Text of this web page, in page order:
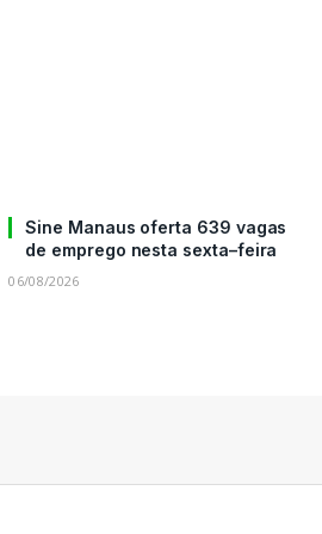
Sine Manaus oferta 639 vagas
de emprego nesta sexta–feira
06/08/2026